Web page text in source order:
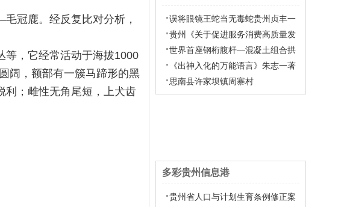
冠鹿。经反复比对分析，
等，它经常活动于海拔1000
阔，额部有一簇马蹄形的黑
利；雌性无角尾短，上犬齿
误将眼镜王蛇当无毒蛇贵州贞丰一
男子被咬身亡
贵州《关于促进服务消费高质量发
展的实施意见》全文
世界首座钢桁腹杆—混凝土组合拱
桥
《出神入化的万能语言》朱志一著
思南县许家坝镇周寨村
多彩贵州信息港
贵州省人口与计划生育条例修正案